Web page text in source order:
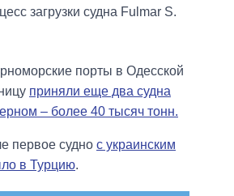
загрузки судна Fulmar S.
порты в Одесской
приняли еще два судна
– более 40 тысяч тонн.
первое судно с украинским
в Турцию.